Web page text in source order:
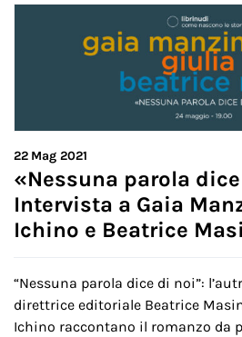
22 Mag 2021
«Nessuna parola
Intervista a Gaia
Ichino e Beatrice
“Nessuna parola dice di noi”:
direttrice editoriale Beatrice
Ichino raccontano il romanzo da